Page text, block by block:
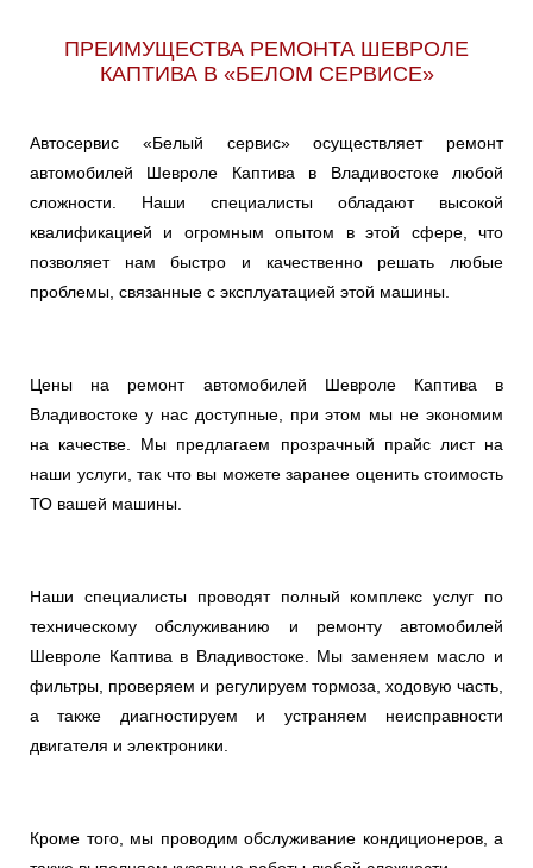
ПРЕИМУЩЕСТВА РЕМОНТА ШЕВРОЛЕ
КАПТИВА В «БЕЛОМ СЕРВИСЕ»
Автосервис «Белый сервис» осуществляет ремонт
автомобилей Шевроле Каптива в Владивостоке любой
сложности. Наши специалисты обладают высокой
квалификацией и огромным опытом в этой сфере, что
позволяет нам быстро и качественно решать любые
проблемы, связанные с эксплуатацией этой машины.
Цены на ремонт автомобилей Шевроле Каптива в
Владивостоке у нас доступные, при этом мы не экономим
на качестве. Мы предлагаем прозрачный прайс лист на
наши услуги, так что вы можете заранее оценить стоимость
ТО вашей машины.
Наши специалисты проводят полный комплекс услуг по
техническому обслуживанию и ремонту автомобилей
Шевроле Каптива в Владивостоке. Мы заменяем масло и
фильтры, проверяем и регулируем тормоза, ходовую часть,
а также диагностируем и устраняем неисправности
двигателя и электроники.
Кроме того, мы проводим обслуживание кондиционеров, а